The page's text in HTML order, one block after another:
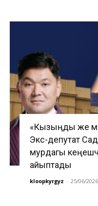
«Кызыңды же
Экс-депутат
мурдагы
айыптады
kloopkyrgyz - 25/06/2026